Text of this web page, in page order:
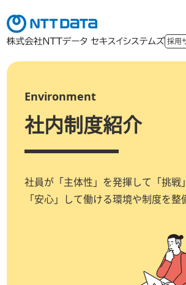
採用
NDiSを知る
組織概要
事業内容
アクセス
Environment
社内制度紹介
社員が「主体性」を発揮して「挑戦
「安心」して働ける環境や制度を整